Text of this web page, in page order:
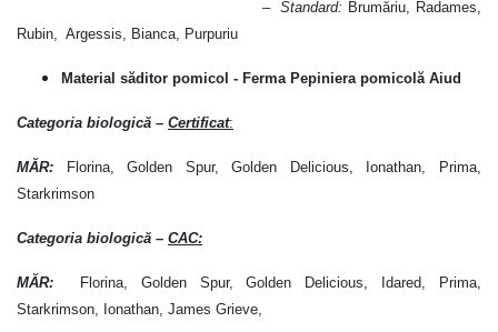
– Standard: Brumăriu, Radames,
Rubin, Argessis, Bianca, Purpuriu
Material săditor pomicol - Ferma Pepiniera pomicolă Aiud
Categoria biologică – Certificat:
MĂR:
Florina, Golden Spur, Golden Delicious, Ionathan, Prima,
Starkrimson
Categoria biologică – CAC:
MĂR: Florina, Golden Spur, Golden Delicious, Idared, Prima,
Starkrimson, Ionathan, James Grieve,